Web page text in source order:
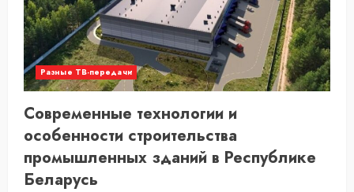
Разные ТВ-передачи
Современные технологии и
особенности строительства
промышленных зданий в Республике
Беларусь